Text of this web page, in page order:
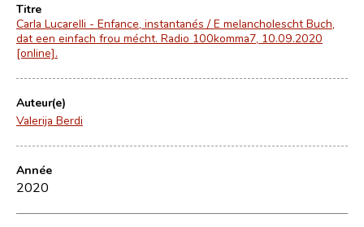
Titre
Carla Lucarelli - Enfance, instantanés / E melancholescht Buch,
dat een einfach frou mécht. Radio 100komma7, 10.09.2020
[online].
Auteur(e)
Valerija Berdi
Année
2020